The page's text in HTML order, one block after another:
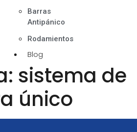
Barras
Antipánico
Rodamientos
Blog
sistema de
único